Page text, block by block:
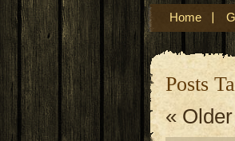
Home
Posts
«